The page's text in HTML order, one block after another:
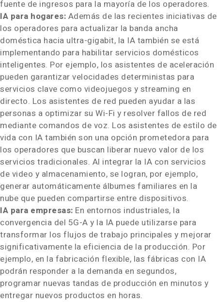
fuente de ingresos para la mayoría de los operadores.
IA para hogares: Además de las recientes iniciativas de
los operadores para actualizar la banda ancha
doméstica hacia ultra-gigabit, la IA también se está
implementando para habilitar servicios domésticos
inteligentes. Por ejemplo, los asistentes de aceleración
pueden garantizar velocidades deterministas para
servicios clave como videojuegos y streaming en
directo. Los asistentes de red pueden ayudar a las
personas a optimizar su Wi-Fi y resolver fallos de red
mediante comandos de voz. Los asistentes de estilo de
vida con IA también son una opción prometedora para
los operadores que buscan liberar nuevo valor de los
servicios tradicionales. Al integrar la IA con servicios
de video y almacenamiento, se logran, por ejemplo,
generar automáticamente álbumes familiares en la
nube que pueden compartirse entre dispositivos.
IA para empresas: En entornos industriales, la
convergencia del 5G-A y la IA puede utilizarse para
transformar los flujos de trabajo principales y mejorar
significativamente la eficiencia de la producción. Por
ejemplo, en la fabricación flexible, las fábricas con IA
podrán responder a la demanda en segundos,
programar nuevas tandas de producción en minutos y
entregar nuevos productos en horas.